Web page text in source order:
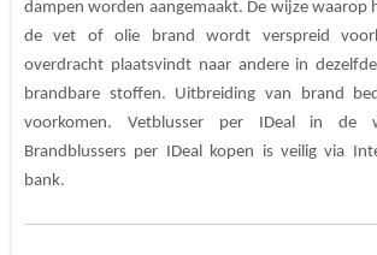
dampen worden aangemaakt. De wijze waarop
de vet of olie brand wordt verspreid
overdracht plaatsvindt naar andere in
brandbare stoffen. Uitbreiding van brand
voorkomen. Vetblusser per IDeal in de
Brandblussers per IDeal kopen is veilig via
bank.